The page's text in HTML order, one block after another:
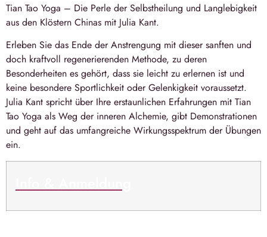
Tian Tao Yoga – Die Perle der Selbstheilung und Langlebigkeit
aus den Klöstern Chinas mit Julia Kant.
Erleben Sie das Ende der Anstrengung mit dieser sanften und
doch kraftvoll regenerierenden Methode, zu deren
Besonderheiten es gehört, dass sie leicht zu erlernen ist und
keine besondere Sportlichkeit oder Gelenkigkeit voraussetzt.
Julia Kant spricht über Ihre erstaunlichen Erfahrungen mit Tian
Tao Yoga als Weg der inneren Alchemie, gibt Demonstrationen
und geht auf das umfangreiche Wirkungsspektrum der Übungen
ein.